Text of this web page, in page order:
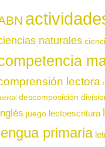
naturales
lectora
descomposición
juego lectoescritura
primaria